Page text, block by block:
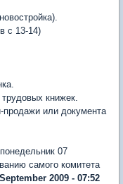
с 13-14)
книжек.
продажи или документа
07
самого комитета
2009 - 07:52